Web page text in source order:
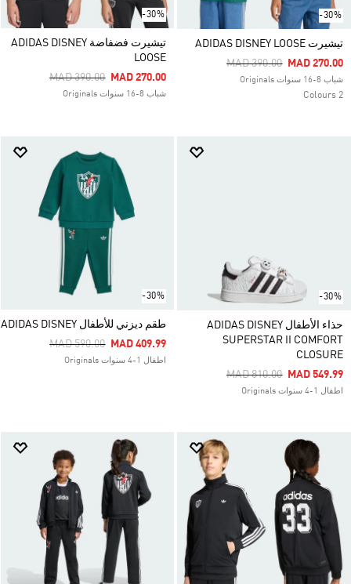
-30%
تيشيرت ADIDAS DISNEY LOOSE
Price Reduced From
MAD 390.00ToMAD 270.00
شباب 8-16 سنوات Originals
2 Colours
-30%
تيشيرت فضفاضة ADIDAS DISNEY
LOOSE
Price Reduced From
MAD 390.00ToMAD 270.00
شباب 8-16 سنوات Originals
-30%
حذاء الأطفال ADIDAS DISNEY
SUPERSTAR II COMFORT
CLOSURE
Price Reduced From
MAD 810.00ToMAD 549.99
اطفال 1-4 سنوات Originals
-30%
طقم ديزني للأطفال ADIDAS DISNEY
Price Reduced From
MAD 590.00ToMAD 409.99
اطفال 1-4 سنوات Originals